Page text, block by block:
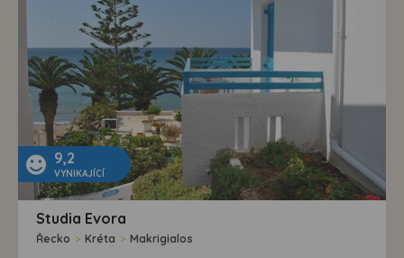
9,2
VYNIKAJÍCÍ
Studia Evora
Řecko > Kréta > Makrigialos